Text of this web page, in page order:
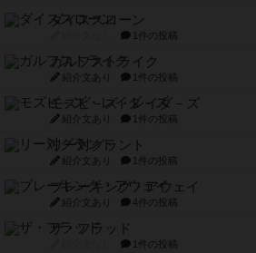
ダイススローン
1件の投稿
ガルフストライク
紹介文あり 1件の投稿
モズビ－ズ・レイダ－ズ
紹介文あり 1件の投稿
リー対グラント
紹介文あり 1件の投稿
ブレーキング・アウェイ
紹介文あり 4件の投稿
ザ・フラッド
1件の投稿